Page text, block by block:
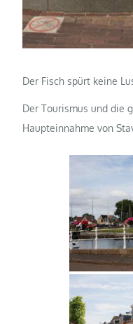
Der Fisch spürt keine
Der Tourismus und die
Haupteinnahme von